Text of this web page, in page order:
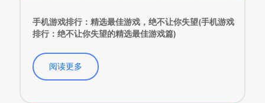
手机游戏排行：精选最佳游戏，绝不让你失望(手机游戏
排行：绝不让你失望的精选最佳游戏篇)
阅读更多